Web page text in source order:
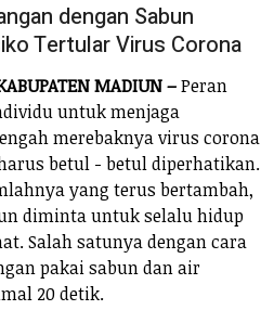
dengan Sabun
Tertular Virus Corona
MADIUN –Peran
untuk menjaga
merebaknya virus corona
betul - betul diperhatikan.
yang terus bertambah,
diminta untuk selalu hidup
Salah satunya dengan cara
pakai sabun dan air
20 detik.